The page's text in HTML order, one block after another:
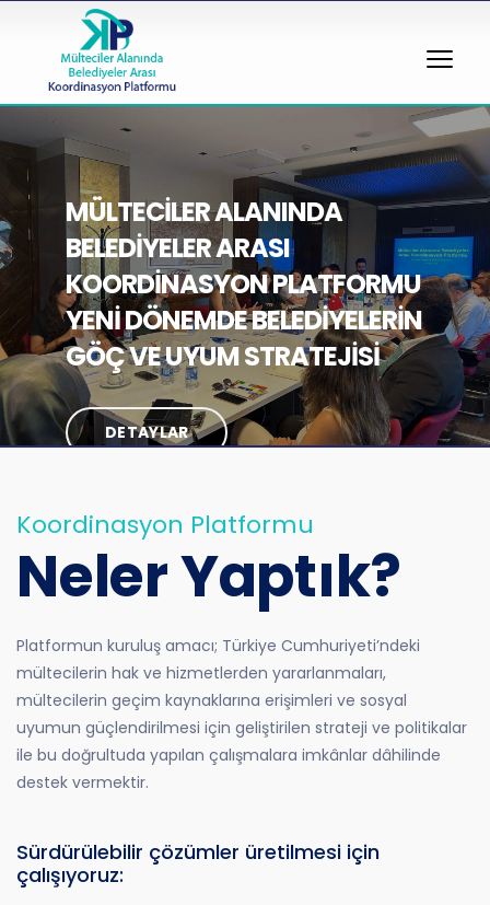
MÜLTECİLER ALANINDA
BELEDİYELER ARASI
KOORDİNASYON PLATFORMU
YENİ DÖNEMDE BELEDİYELERİN
GÖÇ VE UYUM STRATEJİSİ
DETAYLAR
Koordinasyon Platformu
Neler Yaptık?
Platformun kuruluş amacı; Türkiye Cumhuriyeti’ndeki
mültecilerin hak ve hizmetlerden yararlanmaları,
mültecilerin geçim kaynaklarına erişimleri ve sosyal
uyumun güçlendirilmesi için geliştirilen strateji ve politikalar
ile bu doğrultuda yapılan çalışmalara imkânlar dâhilinde
destek vermektir.
Sürdürülebilir çözümler üretilmesi için
çalışıyoruz: